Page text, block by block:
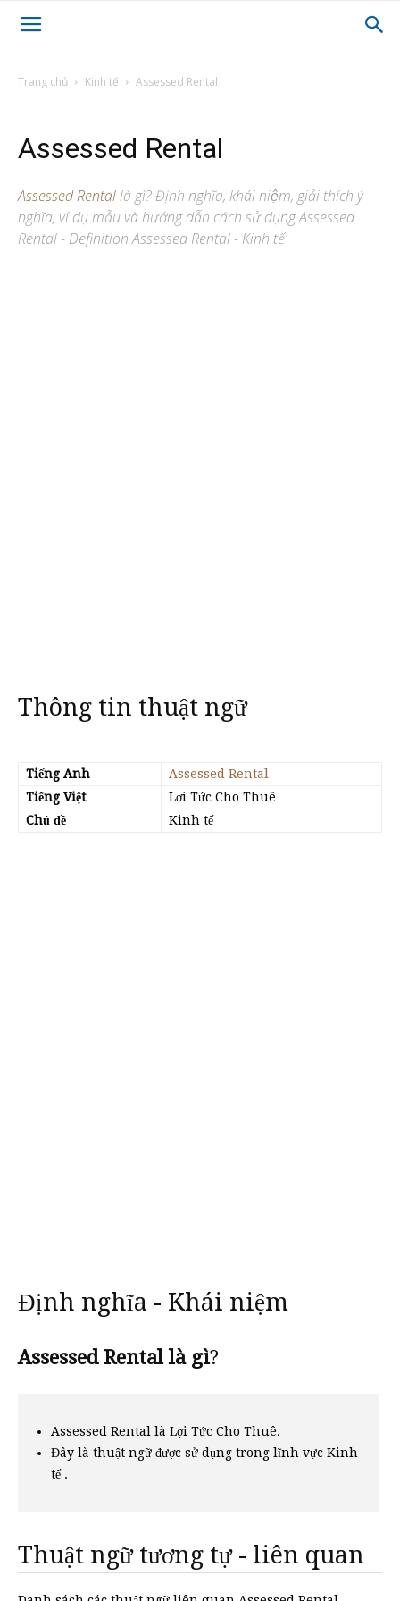
Trang chủ Kinh tế Assessed Rental
Assessed Rental
Assessed Rentallà gì? Định nghĩa, khái niệm, giải thích ý
nghĩa, ví dụ mẫu và hướng dẫn cách sử dụng Assessed
Rental - Definition Assessed Rental - Kinh tế
Thông tin thuật ngữ
Tiếng Anh
Assessed Rental
Tiếng Việt
Lợi Tức Cho Thuê
Chủ đề
Kinh tế
Định nghĩa - Khái niệm
Assessed Rental là gì?
Assessed Rental là Lợi Tức Cho Thuê.
Đây là thuật ngữ được sử dụng trong lĩnh vực Kinh
tế .
Thuật ngữ tương tự - liên quan